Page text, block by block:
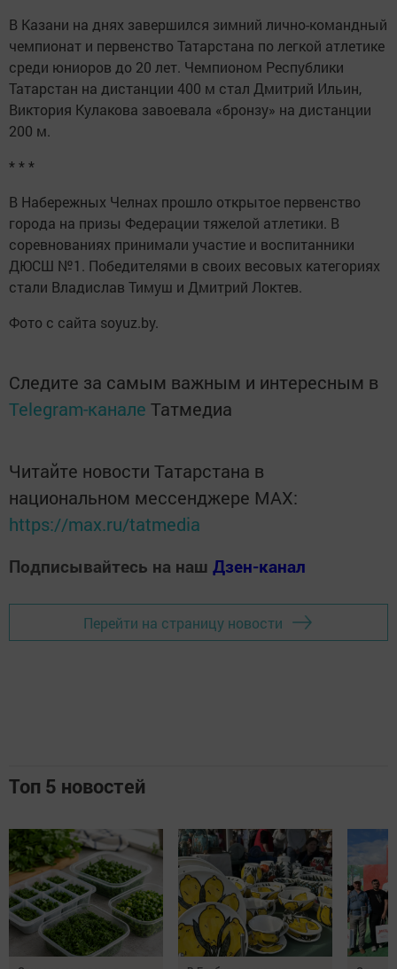
В Казани на днях завершился зимний лично-командный
чемпионат и первенство Татарстана по легкой атлетике
среди юниоров до 20 лет. Чемпионом Республики
Татарстан на дистанции 400 м стал Дмитрий Ильин,
Виктория Кулакова завоевала «бронзу» на дистанции
200 м.
* * *
В Набережных Челнах прошло открытое первенство
города на призы Федерации тяжелой атлетики. В
соревнованиях принимали участие и воспитанники
ДЮСШ №1. Победителями в своих весовых категориях
стали Владислав Тимуш и Дмитрий Локтев.
Фото с сайта soyuz.by.
Следите за самым важным и интересным в
Telegram-канале Татмедиа
Читайте новости Татарстана в
национальном мессенджере MАХ:
https://max.ru/tatmedia
Подписывайтесь на наш Дзен-канал
Перейти на страницу новости
Топ 5 новостей